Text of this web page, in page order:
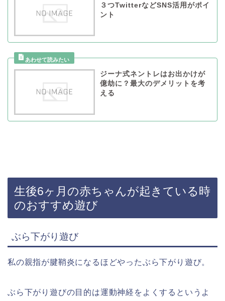
３つTwitterなどSNS活用がポイ
ント
ジーナ式ネントレはお出かけが
億劫に？最大のデメリットを考
える
生後6ヶ月の赤ちゃんが起きている時
のおすすめ遊び
ぶら下がり遊び
私の親指が腱鞘炎になるほどやったぶら下がり遊び。
ぶら下がり遊びの目的は運動神経をよくするというよ